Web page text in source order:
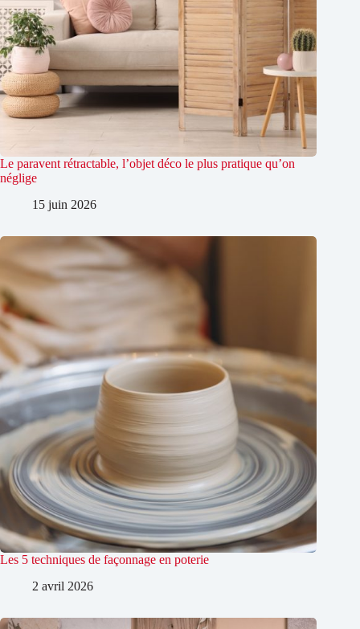
Le paravent rétractable, l’objet déco le plus pratique qu’on
néglige
15 juin 2026
Les 5 techniques de façonnage en poterie
2 avril 2026